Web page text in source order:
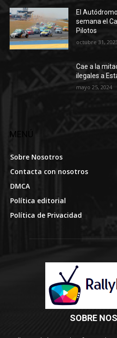
El
semana el
Pilotos
octubre 31,
Cae a la
ilegales a
mayo 25, 2024
MENÚ
Sobre Nosotros
Contacta con nosotros
DMCA
Política editorial
Política de Privacidad
SOBRE